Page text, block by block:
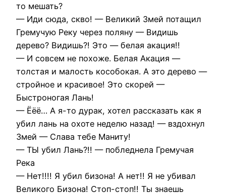
то мешать?
— Иди сюда, скво! — Великий Змей потащил
Гремучую Реку через поляну — Видишь
дерево? Видишь?! Это — белая акация!!
— И совсем не похоже. Белая Акация —
толстая и малость кособокая. А это дерево —
стройное и красивое! Это скорей —
Быстроногая Лань!
— Ёёё… А я-то дурак, хотел рассказать как я
убил лань на охоте неделю назад! — вздохнул
Змей — Слава тебе Маниту!
— ТЫ убил Лань?!! — побледнела Гремучая
Река
— Нет!!!! Я убил бизона! А нет!! Я не убивал
Великого Бизона! Стоп-стоп!! Ты знаешь